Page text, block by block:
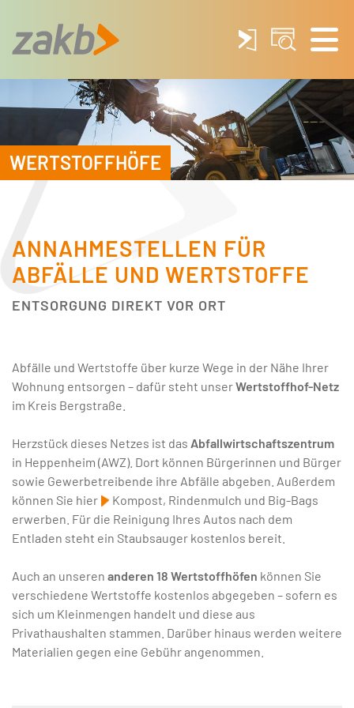
WERTSTOFFHÖFE
ANNAHMESTELLEN FÜR
ABFÄLLE UND WERTSTOFFE
ENTSORGUNG DIREKT VOR ORT
Abfälle und Wertstoffe über kurze Wege in der Nähe Ihrer
Wohnung entsorgen – dafür steht unserWertstoffhof-Netz
im Kreis Bergstraße.
Herzstück dieses Netzes ist das Abfallwirtschaftszentrum
in Heppenheim (AWZ). Dort können Bürgerinnen und Bürger
sowie Gewerbetreibende ihre Abfälle abgeben. Außerdem
können Sie hier
Kompost, Rindenmulch und Big-Bags
erwerben. Für die Reinigung Ihres Autos nach dem
Entladen steht ein Staubsauger kostenlos bereit.
Auch an unseren anderen 18 Wertstoffhöfen können Sie
verschiedene Wertstoffe kostenlos abgegeben – sofern es
sich um Kleinmengen handelt und diese aus
Privathaushalten stammen. Darüber hinaus werden weitere
Materialien gegen eine Gebühr angenommen.